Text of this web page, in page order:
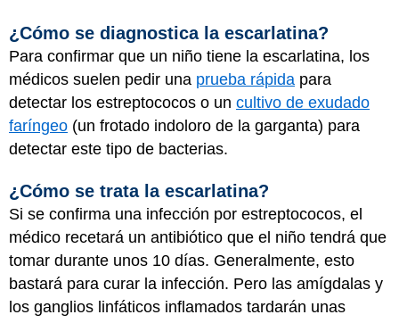
¿Cómo se diagnostica la escarlatina?
Para confirmar que un niño tiene la escarlatina, los
médicos suelen pedir una prueba rápida para
detectar los estreptococos o un cultivo de exudado
faríngeo (un frotado indoloro de la garganta) para
detectar este tipo de bacterias.
¿Cómo se trata la escarlatina?
Si se confirma una infección por estreptococos, el
médico recetará un antibiótico que el niño tendrá que
tomar durante unos 10 días. Generalmente, esto
bastará para curar la infección. Pero las amígdalas y
los ganglios linfáticos inflamados tardarán unas